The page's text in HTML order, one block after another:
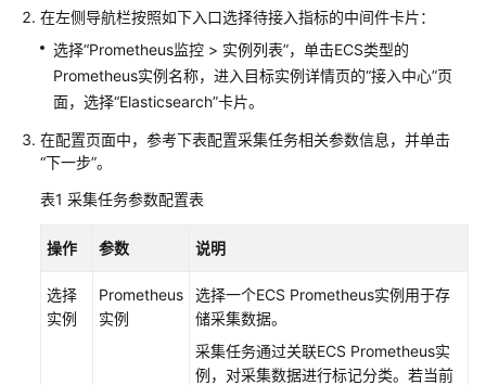
门
用
南
佳
践
API
参
在左侧导航栏按照如下入口选择待接入指标的中间件卡片：
选择“Prometheus监控 > 实例列表”，单击ECS类型的
Prometheus实例名称，进入目标实例详情页的“接入中心”页
面，选择“Elasticsearch”卡片。
在配置页面中，参考下表配置采集任务相关参数信息，并单击
“下一步”。
表1 采集任务参数配置表
操作 参数 说明
选择
实例
Prometheus
实例
选择一个ECS Prometheus实例用于存
储采集数据。
采集任务通过关联ECS Prometheus实
例，对采集数据进行标记分类。若当前